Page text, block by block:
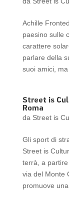
Achille
paesino sulle
carattere
parlare della
suoi amici, ma
Street is
Roma
da Street is
Gli sport di
Street is
terrà, a
via del Monte
promuove